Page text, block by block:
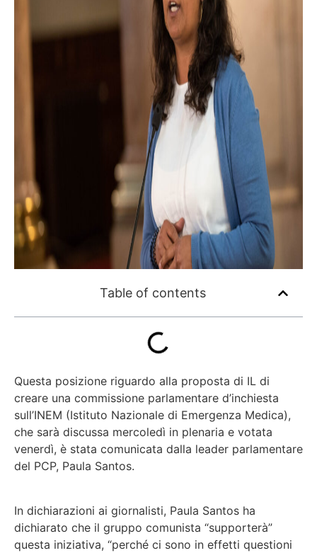
Table of contents
Questa posizione riguardo alla proposta di IL di
creare una commissione parlamentare d’inchiesta
sull’INEM (Istituto Nazionale di Emergenza Medica),
che sarà discussa mercoledì in plenaria e votata
venerdì, è stata comunicata dalla leader parlamentare
del PCP, Paula Santos.
In dichiarazioni ai giornalisti, Paula Santos ha
dichiarato che il gruppo comunista “supporterà”
questa iniziativa, “perché ci sono in effetti questioni